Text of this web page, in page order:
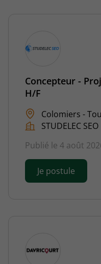
Concepteur -
H/F
Colomiers -
STUDELEC SEO
Publié le 4 août
Je postule